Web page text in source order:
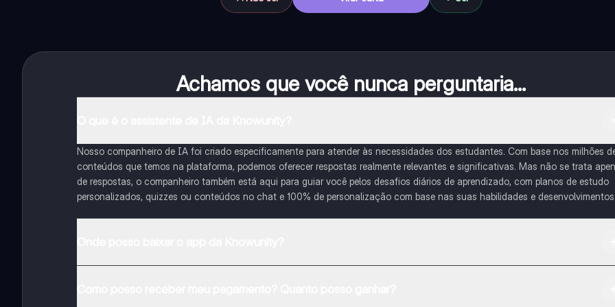
Achamos que você nunca perguntaria...
Nosso companheiro de IA foi criado especificamente para atender às necessidades dos estudantes. Com base nos milhões
conteúdos que temos na plataforma, podemos oferecer respostas realmente relevantes e significativas. Mas não se trata
de respostas, o companheiro também está aqui para guiar você pelos desafios diários de aprendizado, com planos de estudo
personalizados, quizzes ou conteúdos no chat e 100% de personalização com base nas suas habilidades e desenvolvimentos.